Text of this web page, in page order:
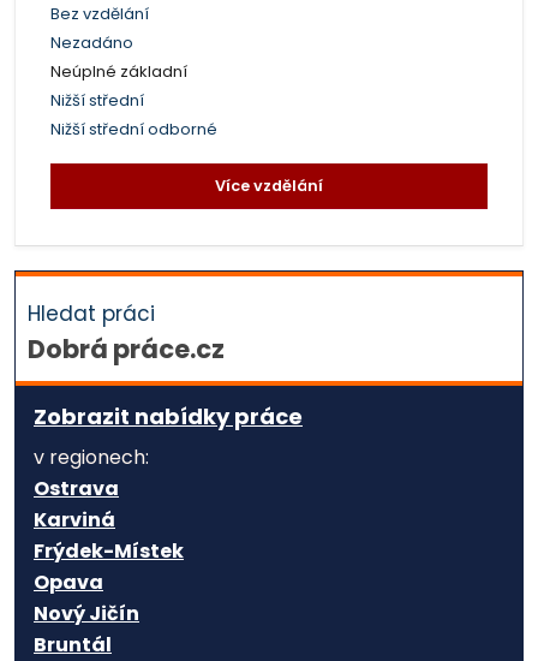
Bez vzdělání
Nezadáno
Neúplné základní
Nižší střední
Nižší střední odborné
Více vzdělání
Hledat práci
Dobrá práce.cz
Zobrazit nabídky práce
v regionech:
Ostrava
Karviná
Frýdek-Místek
Opava
Nový Jičín
Bruntál